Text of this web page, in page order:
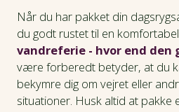
Når du har pakket din
du godt rustet til en
vandreferie - hvor end den
være forberedt betyder, at du
bekymre dig om vejret eller
situationer. Husk altid at